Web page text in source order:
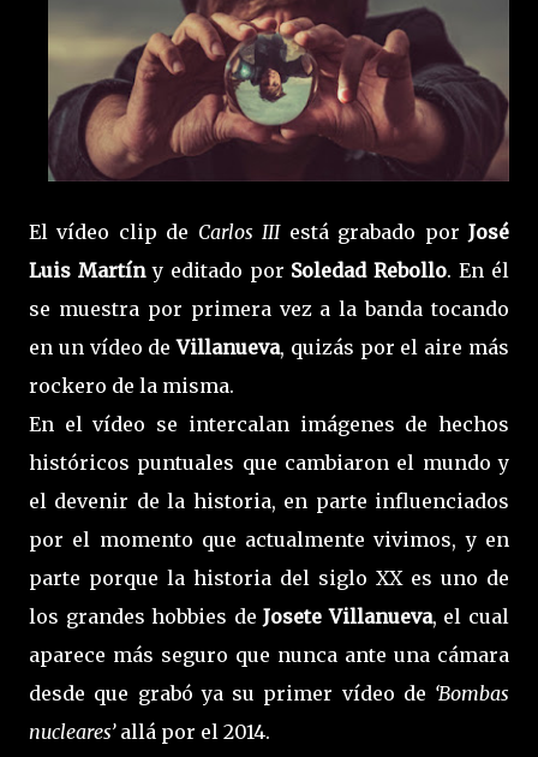
El vídeo clip de Carlos III está grabado porJosé
Luis Martíny editado por Soledad Rebollo. En él
se muestra por primera vez a la banda tocando
en un vídeo deVillanueva, quizás por el aire más
rockero de la misma.
En el vídeo se intercalan imágenes de hechos
históricos puntuales que cambiaron el mundo y
el devenir de la historia, en parte influenciados
por el momento que actualmente vivimos, y en
parte porque la historia del siglo XX es uno de
los grandes hobbies deJosete Villanueva, el cual
aparece más seguro que nunca ante una cámara
desde que grabó ya su primer vídeo de ‘Bombas
nucleares’allá por el 2014.